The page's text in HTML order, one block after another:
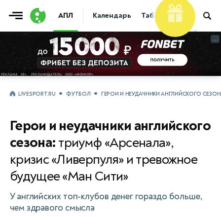
АПЛ Календарь Таблица Прогнозы
Фрибет
10 000 ₽
...
...
LIVESPORT.RU ФУТБОЛ ГЕРОИ И НЕУДАЧНИКИ АНГЛИЙСКОГО
Герои и неудачники английского
сезона: триумф «Арсенала»,
кризис «Ливерпуля» и тревожное
будущее «Ман Сити»
У английских топ-клубов денег гораздо больше,
чем здравого смысла